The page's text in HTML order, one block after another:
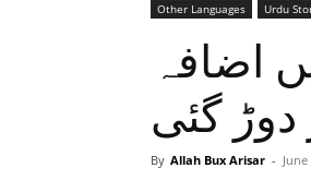
Other Languages Urdu
اضافہ
گئی
By Allah Bux Arisar -